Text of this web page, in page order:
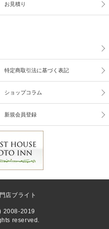
お見積り
特定商取引法に基づく表記
ショップコラム
新規会員登録
店ブライト
2008-2019
reserved.